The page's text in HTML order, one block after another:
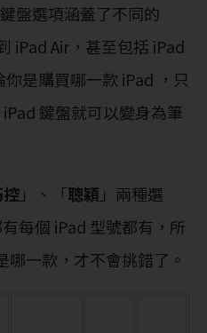
盤選項涵蓋了不同的
iPad Air，甚至包括 iPad
是購買哪一款 iPad ，只
鍵盤就可以變身為筆
」、「聰穎 」兩種選
每個 iPad 型號都有，所
哪一款，才不會挑錯了。